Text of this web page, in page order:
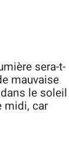
sera-t-
mauvaise
le soleil
midi, car